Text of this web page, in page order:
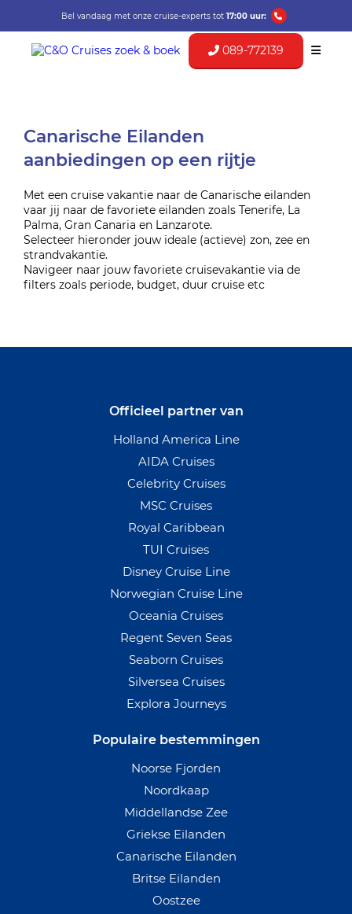
Bel vandaag met onze cruise-experts tot 17:00 uur:
089-772139
Canarische Eilanden
aanbiedingen op een rijtje
Met een cruise vakantie naar de Canarische eilanden
vaar jij naar de favoriete eilanden zoals Tenerife, La
Palma, Gran Canaria en Lanzarote.
Selecteer hieronder jouw ideale (actieve) zon, zee en
strandvakantie.
Navigeer naar jouw favoriete cruisevakantie via de
filters zoals periode, budget, duur cruise etc
Officieel partner van
Holland America Line
AIDA Cruises
Celebrity Cruises
MSC Cruises
Royal Caribbean
TUI Cruises
Disney Cruise Line
Norwegian Cruise Line
Oceania Cruises
Regent Seven Seas
Seaborn Cruises
Silversea Cruises
Explora Journeys
Populaire bestemmingen
Noorse Fjorden
Noordkaap
Middellandse Zee
Griekse Eilanden
Canarische Eilanden
Britse Eilanden
Oostzee